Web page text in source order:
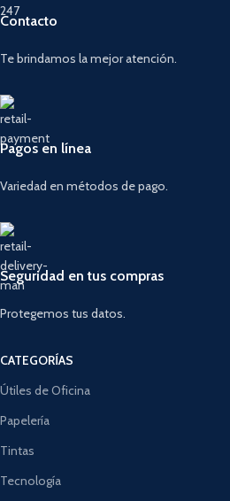
Contacto
Te brindamos la mejor atención.
Pagos en línea
Variedad en métodos de pago.
Seguridad en tus compras
Protegemos tus datos.
CATEGORÍAS
Útiles de Oficina
Papelería
Tintas
Tecnología